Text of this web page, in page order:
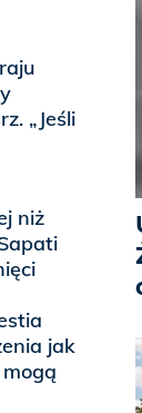
„Jeśli
niż
jak